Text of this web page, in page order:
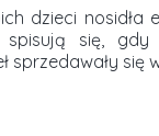
dzieci nosidła
spisują się,
sprzedawały się